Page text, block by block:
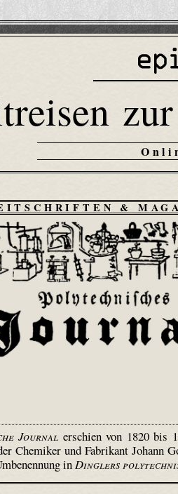
&
Journal erschien von 1820 bis
Chemiker und Fabrikant Johann
inDinglers